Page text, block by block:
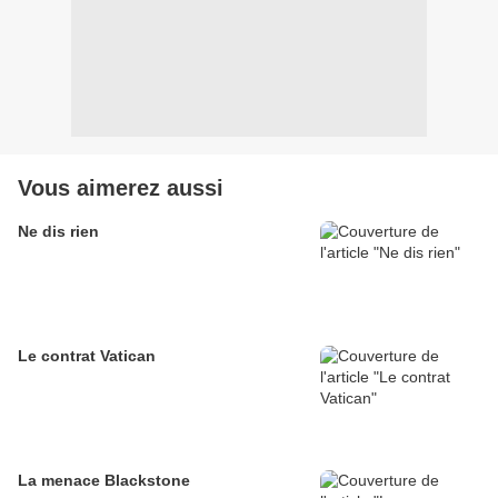
Vous aimerez aussi
Ne dis rien
Le contrat Vatican
La menace Blackstone